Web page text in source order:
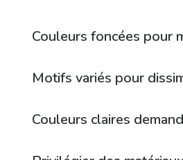
Couleurs foncées pour
Motifs variés pour
Couleurs claires